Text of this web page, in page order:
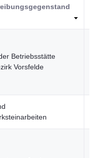
Betriebsstätte
Vorsfelde